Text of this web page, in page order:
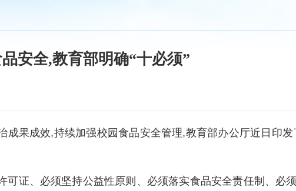
安全,教育部明确“十必须”
果成效,持续加强校园食品安全管理,教育部办公厅近日印发
证、必须坚持公益性原则、必须落实食品安全责任制、必